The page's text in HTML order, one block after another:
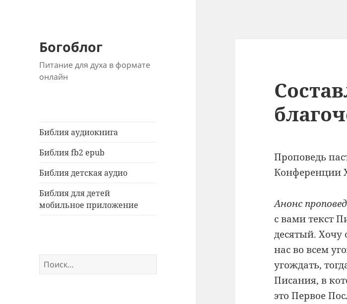
Богоблог
Питание для духа в формате
онлайн
Библия аудиокнига
Библия fb2 epub
Библия детская аудио
Библия для детей
мобильное приложение
Найти:
Проповедь
Конференции
Анонс
с вами текст
десятый. Хочу
нас во всем
угождать,
Писания, в
это Первое